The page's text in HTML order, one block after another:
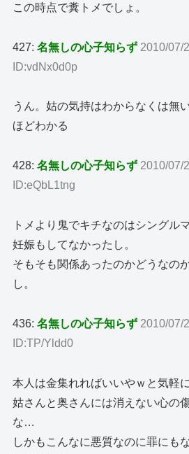
この時点で糞トメでしょ。
427:名無しの心子知らず 2010/07/
ID:vdNx0d0p
うん。姑の気持はわからなくは無
ほどわかる
428:名無しの心子知らず 2010/07/
ID:eQbL1tng
トメより鬼でキチなのはシングル
妊娠もしてなかったし。
そもそも関係あったのかどうなの
し。
436:名無しの心子知らず 2010/07/
ID:TP/Yldd0
本人は金集れればいいやｗと気軽
姑さんと奥さんには消えない心の
な…
しかもこんなに悪質なのに罪にも